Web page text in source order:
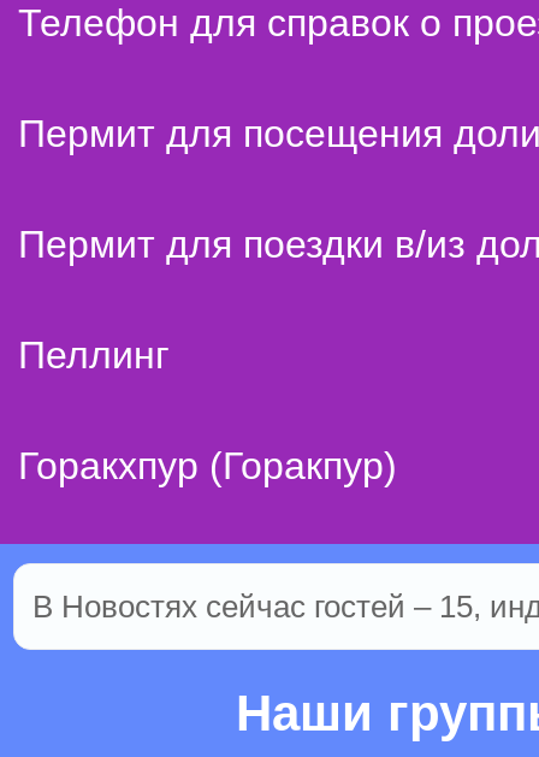
Телефон для справок о
Пермит для посещения
Пермит для поездки в/из
Пеллинг
Горакхпур (Горакпур)
В Новостях сейчас гостей – 15,
Наши